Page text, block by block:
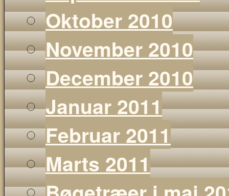
Oktober 2010
November 2010
December 2010
Januar 2011
Februar 2011
Marts 2011